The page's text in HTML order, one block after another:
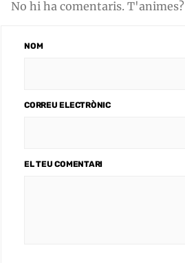
No hi ha comentaris. T'animes?
NOM
CORREU ELECTRÒNIC
EL TEU COMENTARI